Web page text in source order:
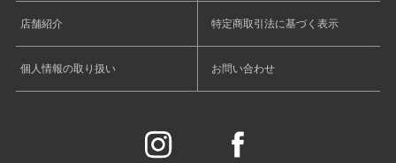
店舗紹介 特定商取引法に基づく表示
個人情報の取り扱い お問い合わせ